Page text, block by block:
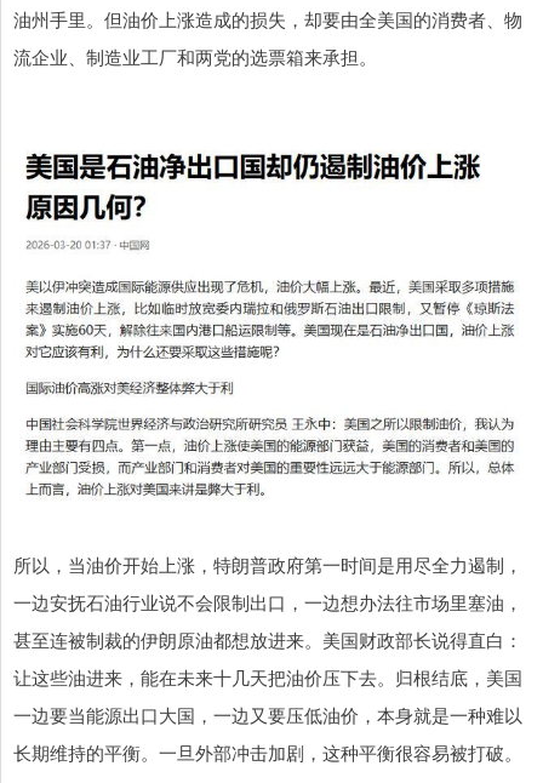
油州手里。但油价上涨造成的损失，却要由全美国的消费者、物
流企业、制造业工厂和两党的选票箱来承担。
所以，当油价开始上涨，特朗普政府第一时间是用尽全力遏制，
一边安抚石油行业说不会限制出口，一边想办法往市场里塞油，
甚至连被制裁的伊朗原油都想放进来。美国财政部长说得直白：
让这些油进来，能在未来十几天把油价压下去。归根结底，美国
一边要当能源出口大国，一边又要压低油价，本身就是一种难以
长期维持的平衡。一旦外部冲击加剧，这种平衡很容易被打破。